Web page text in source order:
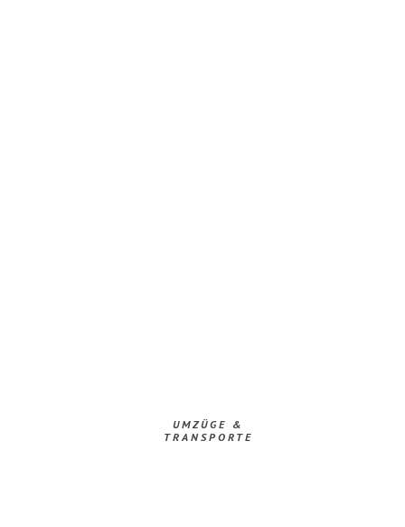
UMZÜGE &
TRANSPORTE